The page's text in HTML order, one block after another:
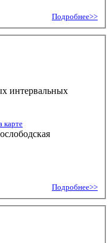
Подробнее>>
интервальных
карте
Подробнее>>